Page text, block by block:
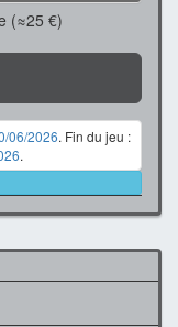
(≈25 €)
06/2026. Fin du jeu :
.